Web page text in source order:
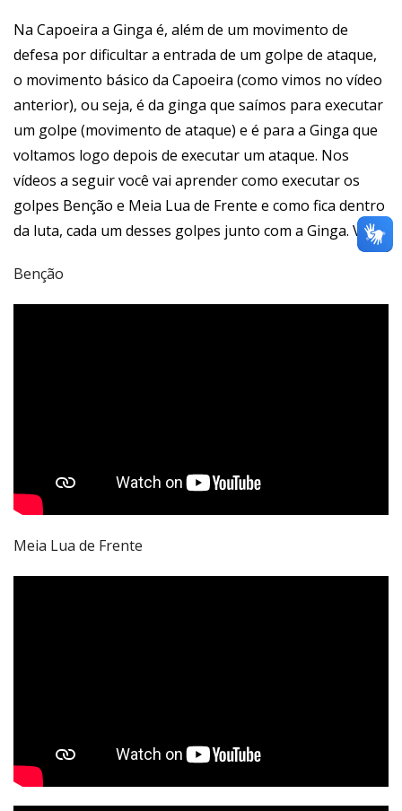
Na Capoeira a Ginga é, além de um movimento de
defesa por dificultar a entrada de um golpe de ataque,
o movimento básico da Capoeira (como vimos no vídeo
anterior), ou seja, é da ginga que saímos para executar
um golpe (movimento de ataque) e é para a Ginga que
voltamos logo depois de executar um ataque. Nos
vídeos a seguir você vai aprender como executar os
golpes Benção e Meia Lua de Frente e como fica dentro
da luta, cada um desses golpes junto com a Ginga. Veja:
Benção
Meia Lua de Frente